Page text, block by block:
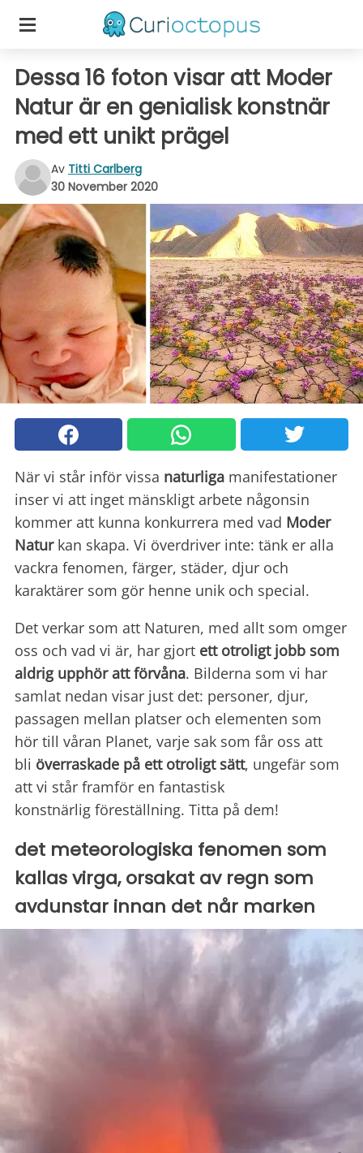
Dessa 16 foton visar att Moder
Natur är en genialisk konstnär
med ett unikt prägel
Av Titti Carlberg
30 November 2020
När vi står inför vissa naturliga manifestationer
inser vi att inget mänskligt arbete någonsin
kommer att kunna konkurrera med vad Moder
Naturkan skapa. Vi överdriver inte: tänk er alla
vackra fenomen, färger, städer, djur och
karaktärer som gör henne unik och special.
Det verkar som att Naturen, med allt som omger
oss och vad vi är, har gjort ett otroligt jobb som
aldrig upphör att förvåna. Bilderna som vi har
samlat nedan visar just det: personer, djur,
passagen mellan platser och elementen som
hör till våran Planet, varje sak som får oss att
bli överraskade på ett otroligt sätt, ungefär som
att vi står framför en fantastisk
konstnärlig föreställning. Titta på dem!
det meteorologiska fenomen som
kallas virga, orsakat av regn som
avdunstar innan det når marken